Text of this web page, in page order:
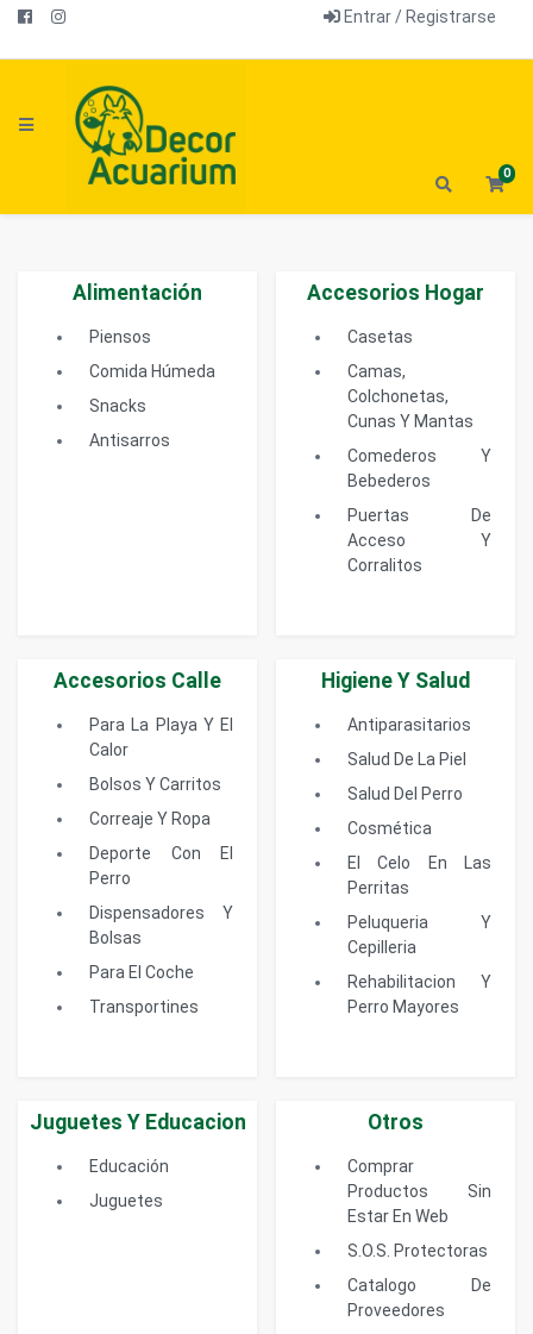
Entrar / Registrarse
0
Alimentación
Piensos
Comida Húmeda
Snacks
Antisarros
Accesorios Hogar
Casetas
Camas,
Colchonetas,
Cunas Y Mantas
Comederos Y
Bebederos
Puertas De
Acceso Y
Corralitos
Accesorios Calle
Para La Playa Y El
Calor
Bolsos Y Carritos
Correaje Y Ropa
Deporte Con El
Perro
Dispensadores Y
Bolsas
Para El Coche
Transportines
Higiene Y Salud
Antiparasitarios
Salud De La Piel
Salud Del Perro
Cosmética
El Celo En Las
Perritas
Peluqueria Y
Cepilleria
Rehabilitacion Y
Perro Mayores
Juguetes Y Educacion
Educación
Juguetes
Otros
Comprar
Productos Sin
Estar En Web
S.O.S. Protectoras
Catalogo De
Proveedores